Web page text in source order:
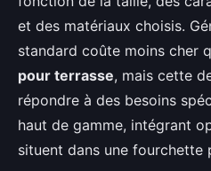
et des matériaux choisis.
standard coûte moins cher
pour terrasse, mais cette
répondre à des besoins
haut de gamme, intégrant
situent dans une fourchette